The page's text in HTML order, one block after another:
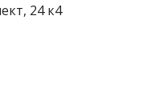
24 к4